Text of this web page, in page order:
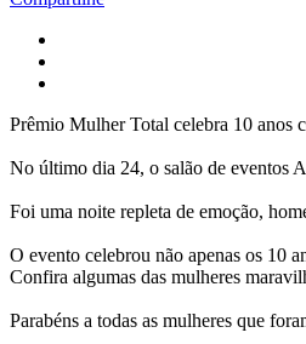
Prêmio Mulher Total celebra 10 anos
No último dia 24, o salão de eventos
Foi uma noite repleta de emoção,
O evento celebrou não apenas os 10
Confira algumas das mulheres
Parabéns a todas as mulheres que